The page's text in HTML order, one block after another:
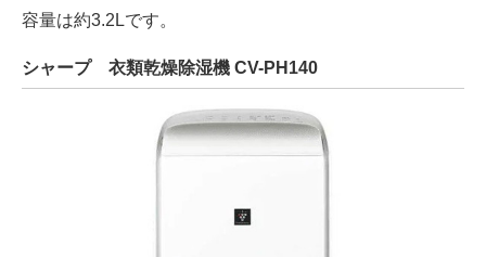
容量は約3.2Lです。
シャープ 衣類乾燥除湿機 CV-PH140